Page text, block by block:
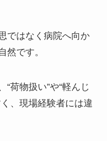
ではなく病院へ向か
然です。
“荷物扱い”や“軽んじ
、現場経験者には違